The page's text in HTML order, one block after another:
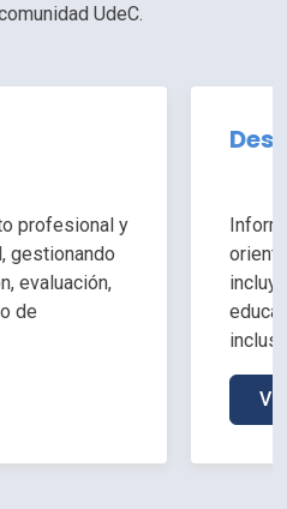
UdeC.
profesional y
gestionando
evaluación,
de